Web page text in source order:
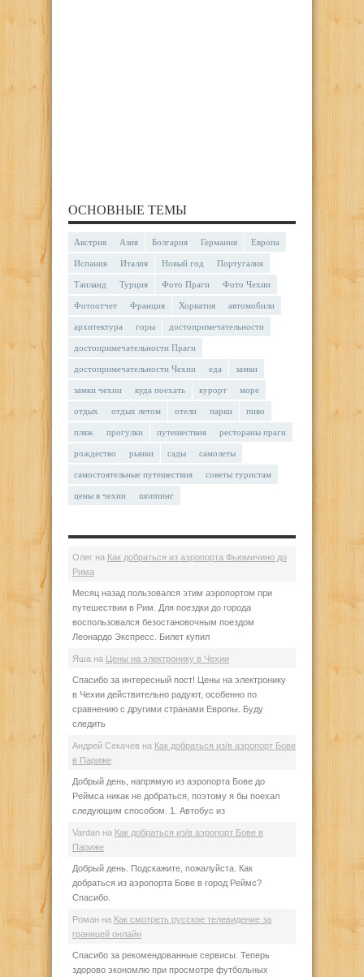
ОСНОВНЫЕ ТЕМЫ
Австрия Азия Болгария Германия Европа
Испания Италия Новый год Португалия
Таиланд Турция Фото Праги Фото Чехии
Фотоотчет Франция Хорватия автомобили
архитектура горы достопримечательности
достопримечательности Праги
достопримечательности Чехии еда замки
замки чехии куда поехать курорт море
отдых отдых летом отели парки пиво
пляж прогулки путешествия рестораны праги
рождество рынки сады самолеты
самостоятельные путешествия советы туристам
цены в чехии шоппинг
Олег на Как добраться из аэропорта Фьюмичино до
Рима
Месяц назад пользовался этим аэропортом при
путешествии в Рим. Для поездки до города
воспользовался безостановочным поездом
Леонардо Экспресс. Билет купил
Яша на Цены на электронику в Чехии
Спасибо за интересный пост! Цены на электронику
в Чехии действительно радуют, особенно по
сравнению с другими странами Европы. Буду
следить
Андрей Секачев на Как добраться из/в аэропорт Бове
в Париже
Добрый день, напрямую из аэропорта Бове до
Реймса никак не добраться, поэтому я бы поехал
следующим способом. 1. Автобус из
Vardan на Как добраться из/в аэропорт Бове в
Париже
Добрый день. Подскажите, пожалуйста. Как
добраться из аэропорта Бове в город Реймс?
Спасибо.
Роман на Как смотреть русское телевидение за
границей онлайн
Спасибо за рекомендованные сервисы. Теперь
здорово экономлю при просмотре футбольных